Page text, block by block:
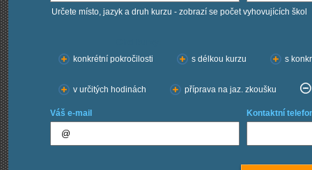
Určete místo, jazyk a druh kurzu - zobrazí se počet vyhovujících škol
konkrétní pokročilosti
s délkou kurzu s
v určitých hodinách příprava na jaz. zkoušku
Váš e-mail Kontaktní